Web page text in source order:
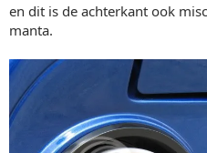
en dit is de achterkant ook
manta.